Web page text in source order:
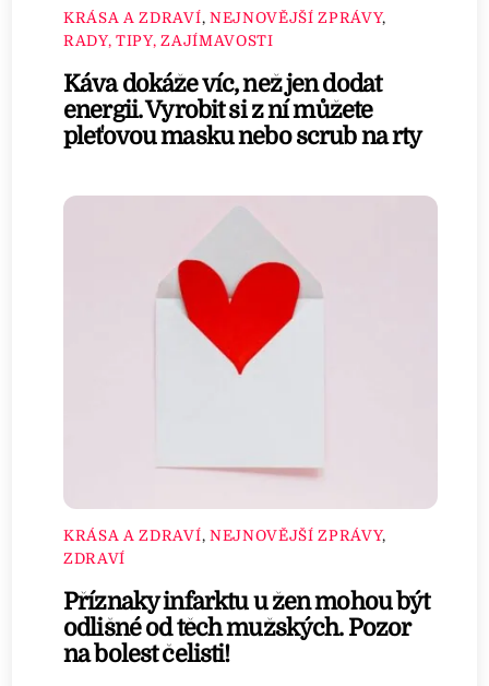
KRÁSA A ZDRAVÍ, NEJNOVĚJŠÍ ZPRÁVY,
RADY, TIPY, ZAJÍMAVOSTI
Káva dokáže víc, než jen dodat
energii. Vyrobit si z ní můžete
pleťovou masku nebo scrub na rty
KRÁSA A ZDRAVÍ, NEJNOVĚJŠÍ ZPRÁVY,
ZDRAVÍ
Příznaky infarktu u žen mohou být
odlišné od těch mužských. Pozor
na bolest čelisti!